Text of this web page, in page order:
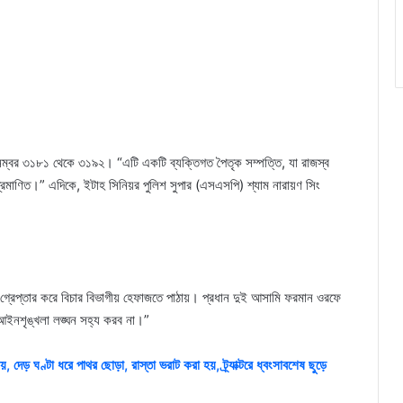
৩১৮১ থেকে ৩১৯২। “এটি একটি ব্যক্তিগত পৈতৃক সম্পত্তি, যা রাজস্ব
এদিকে, ইটাহ সিনিয়র পুলিশ সুপার (এসএসপি) শ্যাম নারায়ণ সিং
করে বিচার বিভাগীয় হেফাজতে পাঠায়। প্রধান দুই আসামি ফরমান ওরফে
লঙ্ঘন সহ্য করব না।”
ঘণ্টা ধরে পাথর ছোড়া, রাস্তা ভরাট করা হয়, ট্র্যাক্টরে ধ্বংসাবশেষ ছুড়ে